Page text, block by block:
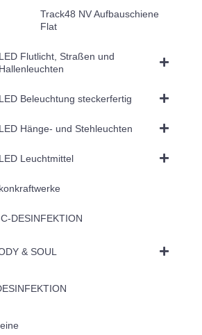
Track48 NV Aufbauschiene
Flat
LED Flutlicht, Straßen und
Hallenleuchten
LED Beleuchtung steckerfertig
LED Hänge- und Stehleuchten
LED Leuchtmittel
DESINFEKTION
& SOUL